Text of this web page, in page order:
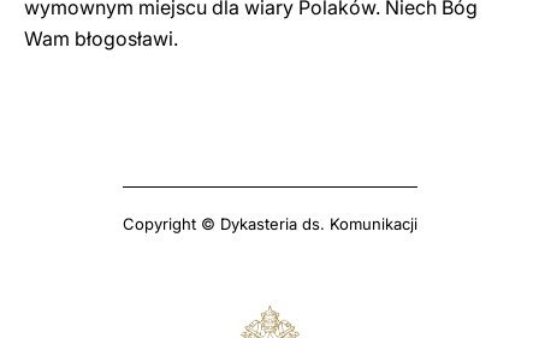
wymownym miejscu dla wiary Polaków. Niech Bóg
Wam błogosławi.
Copyright © Dykasteria ds. Komunikacji